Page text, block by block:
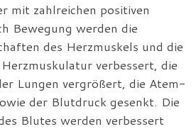
mit zahlreichen positiven
Bewegung werden die
des Herzmuskels und die
verbessert, die
Lungen vergrößert, die Atem-
der Blutdruck gesenkt. Die
Blutes werden verbessert